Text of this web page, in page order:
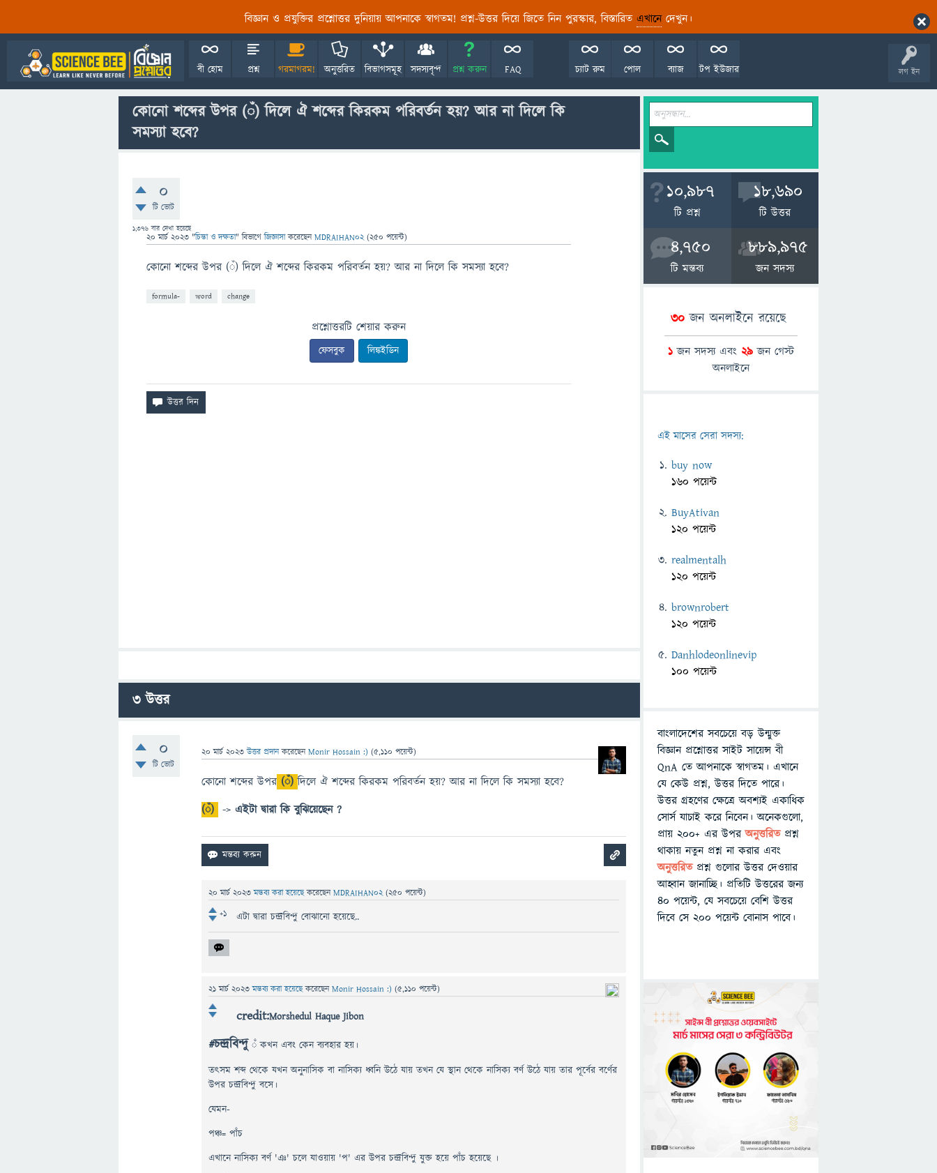
বিজ্ঞান ও প্রযুক্তির প্রশ্নোত্তর দুনিয়ায় আপনাকে স্বাগতম! প্রশ্ন-উত্তর দিয়ে জিতে নিন পুরস্কার, বিস্তারিত এখানেদেখুন।
লগ ইন
বী হোম প্রশ্ন গরমাগরম! অনুত্তরিত বিভাগসমূহ সদস্যবৃন্দ প্রশ্ন করুন FAQ টপ ইউজার
ব্যাজ
পোল
চ্যাট রুম
কোনো শব্দের উপর (ঁ) দিলে ঐ শব্দের কিরকম পরিবর্তন হয়? আর না দিলে কি
সমস্যা হবে?
0
টি ভোট
1,376 বার দেখা হয়েছে
20 মার্চ 2023 "চিন্তা ও দক্ষতা" বিভাগে জিজ্ঞাসাকরেছেনMDRAIHAN02 (250 পয়েন্ট)
কোনো শব্দের উপর (ঁ) দিলে ঐ শব্দের কিরকম পরিবর্তন হয়? আর না দিলে কি সমস্যা হবে?
formula- word change
প্রশ্নোত্তরটি শেয়ার করুন
ফেসবুক লিঙ্কইডিন
3উত্তর
0
টি ভোট
20 মার্চ 2023 উত্তর প্রদান করেছেনMonir Hossain :) (5,110 পয়েন্ট)
কোনো শব্দের উপর (ঁ)দিলে ঐ শব্দের কিরকম পরিবর্তন হয়? আর না দিলে কি সমস্যা হবে?
(ঁ) ->এইটা দ্বারা কি বুঝিয়েছেন ?
20 মার্চ 2023 মন্তব্য করা হয়েছেকরেছেনMDRAIHAN02 (250 পয়েন্ট)
+1 এটা দ্বারা চন্দ্রবিন্দু বোঝানো হয়েছে..
21 মার্চ 2023 মন্তব্য করা হয়েছেকরেছেনMonir Hossain :) (5,110 পয়েন্ট)
credit:Morshedul Haque Jibon
#চন্দ্রবিন্দু ঁ কখন এবং কেন ব্যবহার হয়।
তৎসম শব্দ থেকে যখন অনুনাসিক বা নাসিক্য ধ্বনি উঠে যায় তখন যে স্থান থেকে নাসিক্য বর্ণ উঠে যায় তার পূর্বের বর্ণের
উপর চন্দ্রবিন্দু বসে।
যেমন-
পঞ্চ= পাঁচ
এখানে নাসিক্য বর্ণ 'ঞ' চলে যাওয়ায় 'প' এর উপর চন্দ্রবিন্দু যুক্ত হয়ে পাঁচ হয়েছে ।
10,987
টি প্রশ্ন
18,690
টি উত্তর
4,750
টি মন্তব্য
889,975
জন সদস্য
30জন অনলাইনে রয়েছে
1 জন সদস্য এবং 29 জন গেস্ট
অনলাইনে
এই মাসের সেরা সদস্য:
buy now
160 পয়েন্ট
BuyAtivan
120 পয়েন্ট
realmentalh
120 পয়েন্ট
brownrobert
120 পয়েন্ট
Danhlodeonlinevip
100 পয়েন্ট
বাংলাদেশের সবচেয়ে বড় উন্মুক্ত
বিজ্ঞান প্রশ্নোত্তর সাইট সায়েন্স বী
QnA তে আপনাকে স্বাগতম। এখানে
যে কেউ প্রশ্ন, উত্তর দিতে পারে।
উত্তর গ্রহণের ক্ষেত্রে অবশ্যই একাধিক
সোর্স যাচাই করে নিবেন। অনেকগুলো,
প্রায় ২০০+ এর উপরঅনুত্তরিতপ্রশ্ন
থাকায় নতুন প্রশ্ন না করার এবং
অনুত্তরিত প্রশ্ন গুলোর উত্তর দেওয়ার
আহ্বান জানাচ্ছি। প্রতিটি উত্তরের জন্য
৪০ পয়েন্ট, যে সবচেয়ে বেশি উত্তর
দিবে সে ২০০ পয়েন্ট বোনাস পাবে।